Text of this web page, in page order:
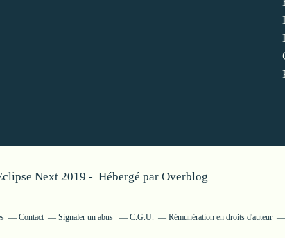
Next 2019 - Hébergé par Overblog
Contact Signaler un abus C.G.U. Rémunération en droits d'auteur